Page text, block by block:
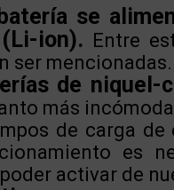
se
ion). Entre
ser mencionadas.
de niquel-
más
de carga
es
activar de